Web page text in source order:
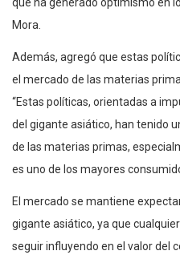
Mora.
Además, agregó que estas
el mercado de las materias
“Estas políticas, orientadas a
del gigante asiático, han tenido
de las materias primas,
es uno de los mayores
El mercado se mantiene
gigante asiático, ya que
seguir influyendo en el valor del